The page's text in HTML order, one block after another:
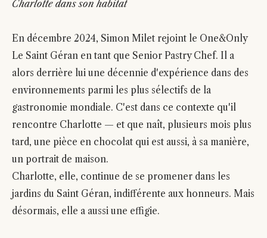
Charlotte dans son habitat
En décembre 2024, Simon Milet rejoint le One&Only
Le Saint Géran en tant que Senior Pastry Chef. Il a
alors derrière lui une décennie d'expérience dans des
environnements parmi les plus sélectifs de la
gastronomie mondiale. C'est dans ce contexte qu'il
rencontre Charlotte — et que naît, plusieurs mois plus
tard, une pièce en chocolat qui est aussi, à sa manière,
un portrait de maison.
Charlotte, elle, continue de se promener dans les
jardins du Saint Géran, indifférente aux honneurs. Mais
désormais, elle a aussi une effigie.